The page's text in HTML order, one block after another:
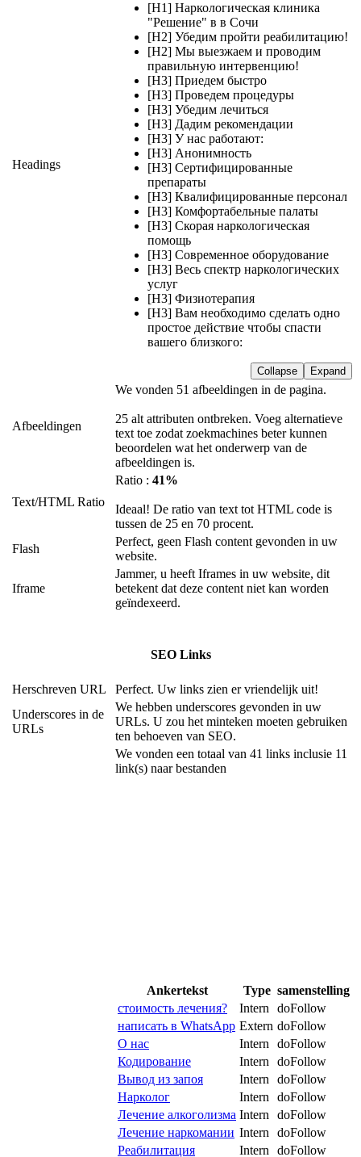
Headings
[H1] Наркологическая клиника
"Решение" в в Сочи
[H2] Убедим пройти реабилитацию!
[H2] Мы выезжаем и проводим
правильную интервенцию!
[H3] Приедем быстро
[H3] Проведем процедуры
[H3] Убедим лечиться
[H3] Дадим рекомендации
[H3] У нас работают:
[H3] Анонимность
[H3] Сертифицированные
препараты
[H3] Квалифицированные персонал
[H3] Комфортабельные палаты
[H3] Скорая наркологическая
помощь
[H3] Современное оборудование
[H3] Весь спектр наркологических
услуг
[H3] Физиотерапия
[H3] Вам необходимо сделать одно
простое действие чтобы спасти
вашего близкого:
Expand
Collapse
Afbeeldingen
We vonden 51 afbeeldingen in de pagina.
25 alt attributen ontbreken. Voeg alternatieve
text toe zodat zoekmachines beter kunnen
beoordelen wat het onderwerp van de
afbeeldingen is.
Text/HTML Ratio
Ratio : 41%
Ideaal! De ratio van text tot HTML code is
tussen de 25 en 70 procent.
Flash
Perfect, geen Flash content gevonden in uw
website.
Iframe
Jammer, u heeft Iframes in uw website, dit
betekent dat deze content niet kan worden
geïndexeerd.
SEO Links
Herschreven URL
Perfect. Uw links zien er vriendelijk uit!
Underscores in de
URLs
We hebben underscores gevonden in uw
URLs. U zou het minteken moeten gebruiken
ten behoeven van SEO.
We vonden een totaal van 41 links inclusie 11
link(s) naar bestanden
Ankertekst Type samenstelling
стоимость лечения?
Intern
doFollow
написать в WhatsApp Extern doFollow
О нас
Intern
doFollow
Кодирование
Intern
doFollow
Вывод из запоя
Intern
doFollow
Нарколог
Intern
doFollow
Лечение алкоголизма Intern
doFollow
Лечение наркомании Intern
doFollow
Реабилитация
Intern doFollow